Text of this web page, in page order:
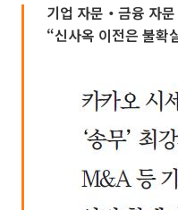
기업 자문‧금융 자문
“신사옥 이전은 불확